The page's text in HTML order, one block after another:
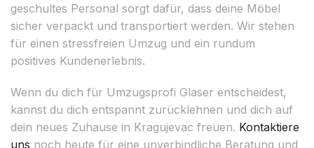
geschultes Personal sorgt dafür, dass deine Möbel
sicher verpackt und transportiert werden. Wir stehen
für einen stressfreien Umzug und ein rundum
positives Kundenerlebnis.
Wenn du dich für Umzugsprofi Glaser entscheidest,
kannst du dich entspannt zurücklehnen und dich auf
dein neues Zuhause in Kragujevac freuen. Kontaktiere
uns noch heute für eine unverbindliche Beratung und